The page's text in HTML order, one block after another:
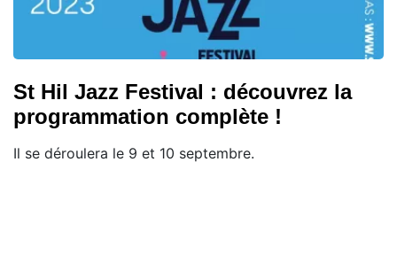
St Hil Jazz Festival : découvrez la
programmation complète !
Il se déroulera le 9 et 10 septembre.